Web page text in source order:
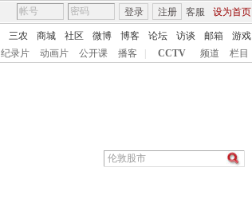
客服 设为首页
登录 注册
三农 商城 社区 微博 博客 论坛 访谈 邮箱
游戏
纪录片 动画片 公开课 播客 CCTV 频道 栏目